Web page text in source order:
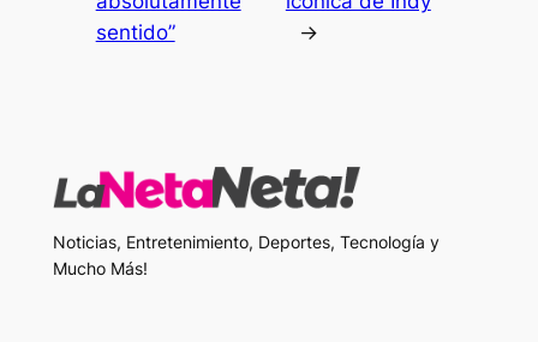
sentido”
→
Noticias, Entretenimiento, Deportes, Tecnología y
Mucho Más!